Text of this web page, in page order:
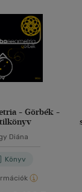
- Görbék -
Diána
Könyv